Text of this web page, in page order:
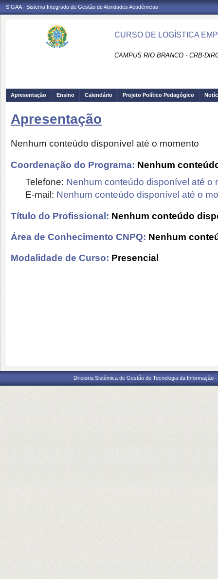
SIGAA - Sistema Integrado de Gestão de Atividades Acadêmicas
CURSO DE LOGÍSTICA
CAMPUS RIO BRANCO - CRB-
Apresentação Ensino Calendário Projeto Político Pedagógico
Apresentação
Nenhum conteúdo disponível até o momento
Coordenação do Programa: Nenhum
Telefone: Nenhum conteúdo disponível até o
E-mail: Nenhum conteúdo disponível até o
Título do Profissional: Nenhum conteúdo
Área de Conhecimento CNPQ: Nenhum
Modalidade de Curso: Presencial
Diretoria Sistêmica de Gestão de Tecnologia da